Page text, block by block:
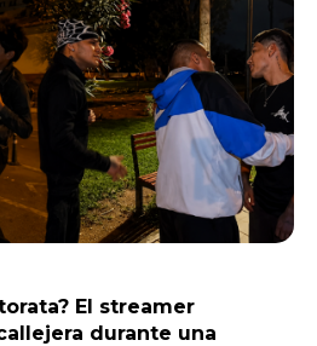
El streamer
durante una